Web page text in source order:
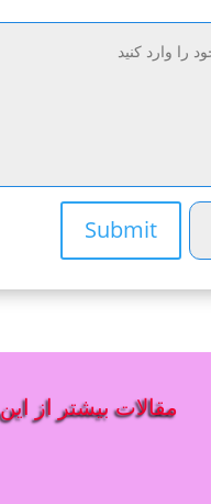
Submit
مقالات بیشتر از